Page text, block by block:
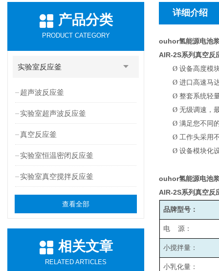
产品分类
PRODUCT CATEGORY
实验室反应釜
超声波反应釜
实验室超声波反应釜
真空反应釜
实验室恒温密闭反应釜
实验室真空搅拌反应釜
查看全部
相关文章
RELATED ARTICLES
详细介绍
ouhor氢能源电池
AIR-2S系列真空反
Ø 设备高度模
Ø 进口高速马
Ø 整套系统轻
Ø 无级调速，
Ø 满足您不同
Ø 工作头采用
Ø 设备模块化
ouhor氢能源电池
AIR-2S系列真空反
品牌型号：
电 源：
小搅拌量：
小乳化量：